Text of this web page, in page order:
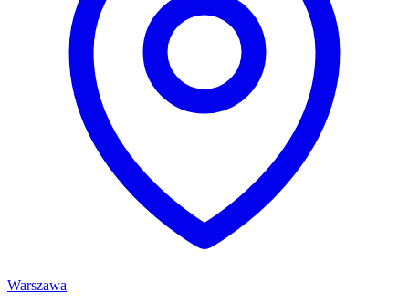
Warszawa